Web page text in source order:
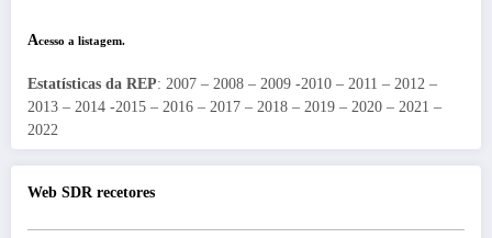
Acesso a listagem.
Estatísticas da REP: 2007 – 2008 – 2009 -2010 – 2011 – 2012 –
2013 – 2014 -2015 – 2016 – 2017 – 2018 – 2019 – 2020 – 2021 –
2022
Web SDR recetores